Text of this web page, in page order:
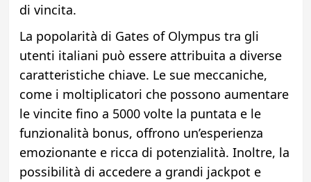
di vincita.
La popolarità di Gates of Olympus tra gli
utenti italiani può essere attribuita a diverse
caratteristiche chiave. Le sue meccaniche,
come i moltiplicatori che possono aumentare
le vincite fino a 5000 volte la puntata e le
funzionalità bonus, offrono un’esperienza
emozionante e ricca di potenzialità. Inoltre, la
possibilità di accedere a grandi jackpot e